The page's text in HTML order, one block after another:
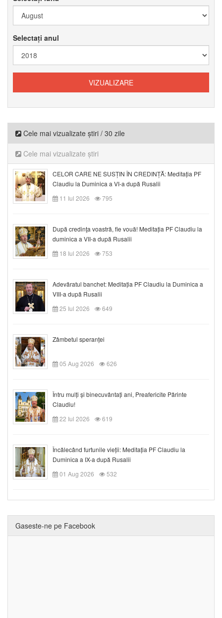
Selectați anul
Cele mai vizualizate știri / 30 zile
Cele mai vizualizate știri
CELOR CARE NE SUSȚIN ÎN CREDINȚĂ: Meditația PF
Claudiu la Duminica a VI-a după Rusalii
11 Iul 2026
795
După credinţa voastră, fie vouă! Meditația PF Claudiu la
duminica a VII-a după Rusalii
18 Iul 2026
753
Adevăratul banchet: Meditația PF Claudiu la Duminica a
VIII-a după Rusalii
25 Iul 2026
649
Zâmbetul speranței
05 Aug 2026 626
Întru mulți și binecuvântați ani, Preafericite Părinte
Claudiu!
22 Iul 2026
619
Încălecând furtunile vieții: Meditația PF Claudiu la
Duminica a IX-a după Rusalii
01 Aug 2026
532
Gaseste-ne pe Facebook